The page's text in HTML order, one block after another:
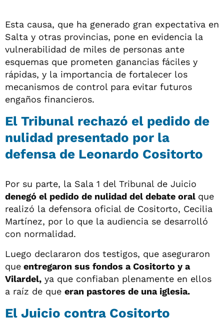
Esta causa, que ha generado gran expectativa en
Salta y otras provincias, pone en evidencia la
vulnerabilidad de miles de personas ante
esquemas que prometen ganancias fáciles y
rápidas, y la importancia de fortalecer los
mecanismos de control para evitar futuros
engaños financieros.
El Tribunal rechazó el pedido de
nulidad presentado por la
defensa de Leonardo Cositorto
Por su parte, la Sala 1 del Tribunal de Juicio
denegó el pedido de nulidad del debate oral que
realizó la defensora oficial de Cositorto, Cecilia
Martínez, por lo que la audiencia se desarrolló
con normalidad.
Luego declararon dos testigos, que aseguraron
que entregaron sus fondos a Cositorto y a
Vilardel, ya que confiaban plenamente en ellos
a raíz de que eran pastores de una iglesia.
El Juicio contra Cositorto